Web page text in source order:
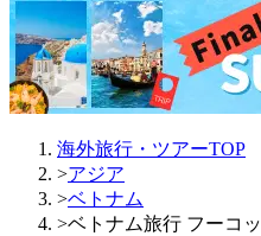
海外旅行・ツアーTOP
>アジア
>ベトナム
>ベトナム旅行 フーコ